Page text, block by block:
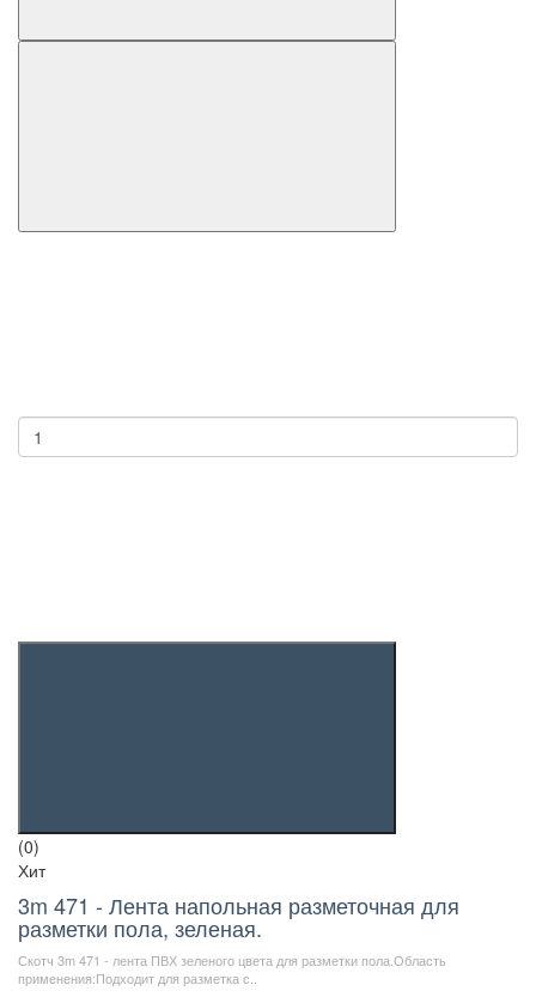
(0)
Хит
3m 471 - Лента напольная разметочная для
разметки пола, зеленая.
Скотч 3m 471 - лента ПВХ зеленого цвета для разметки пола.Область
применения:Подходит для разметка с..